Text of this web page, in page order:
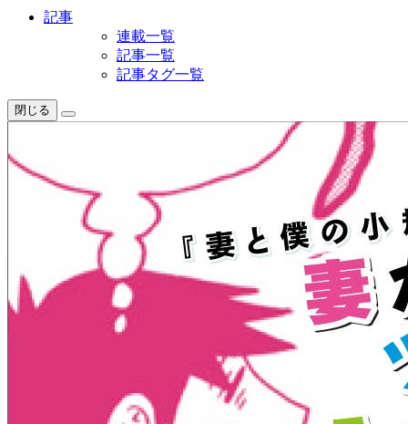
記事
連載一覧
記事一覧
記事タグ一覧
閉じる